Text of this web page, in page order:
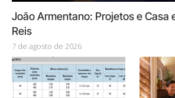
João Armentano: Projetos e Casa
Reis
7 de agosto de 2026